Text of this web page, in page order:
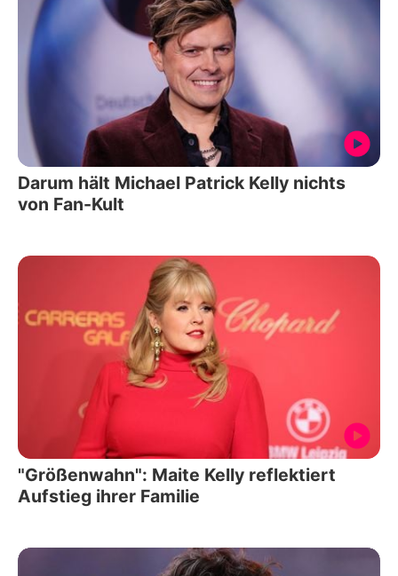
Darum hält Michael Patrick Kelly nichts
von Fan-Kult
"Größenwahn": Maite Kelly reflektiert
Aufstieg ihrer Familie